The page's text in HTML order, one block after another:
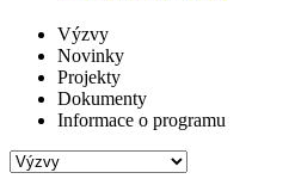
Výzvy
Novinky
Projekty
Dokumenty
Informace o programu